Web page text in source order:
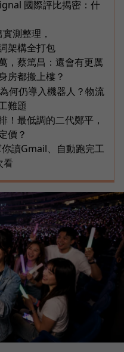
國際評比揭密：什
測整理，
架構全打包
，蔡篤昌：還會有更厲
房都搬上樓？
何仍導入機器人？物流
難題
！最低調的二代鄭平，
價？
讀Gmail、自動跑完工
看